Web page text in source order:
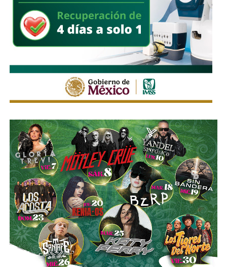
cumplimiento de las obligaciones alimentarias
establecidas por la ley.
La legislación establecerá que, salvo prueba en contrario,
se presumirá dicha intención cuando el deudor, sin causa
goce de sueldo, cuando este constituya su único o
principal medio para obtener ingresos.
Asimismo, se establecen sanciones para quienes, durante
un proceso judicial o existiendo una resolución firme,
enajenen intencionalmente de manera parcial o total sus
bienes con la finalidad de eludir obligaciones alimentarias.
De igual manera, se sancionará a quienes, teniendo
conocimiento de la existencia de una obligación
alimentaria o de un proceso judicial en curso, ayuden al
deudor a ocultar bienes, acepten figurar como titulares